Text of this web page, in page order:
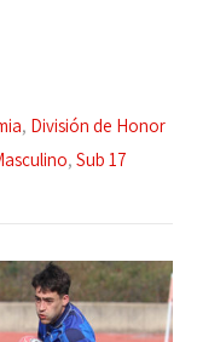
, División de Honor
, Sub 17